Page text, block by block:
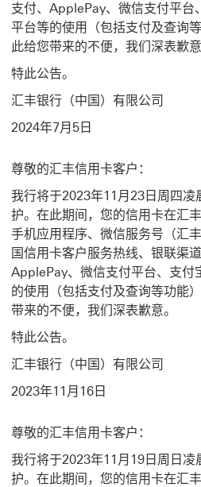
支付、ApplePay、微信支付平台
平台等的使用（包括支付及查询
此给您带来的不便，我们深表歉意
特此公告。
汇丰银行（中国）有限公司
2024年7月5日
尊敬的汇丰信用卡客户：
我行将于2023年11月23日周四
护。在此期间，您的信用卡在汇
手机应用程序、微信服务号（汇
国信用卡客户服务热线、银联渠
ApplePay、微信支付平台、支付
的使用（包括支付及查询等功能
带来的不便，我们深表歉意。
特此公告。
汇丰银行（中国）有限公司
2023年11月16日
尊敬的汇丰信用卡客户：
我行将于2023年11月19日周日
护。在此期间，您的信用卡在汇